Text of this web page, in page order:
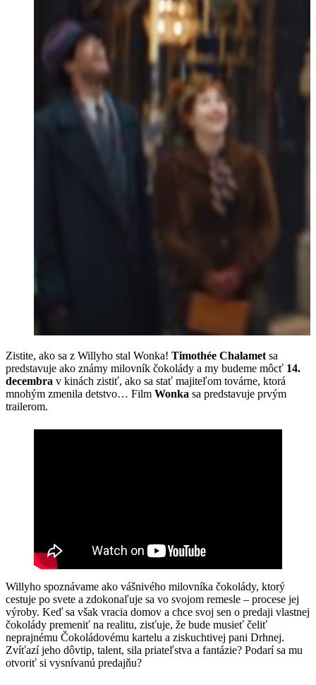
Zistite, ako sa z Willyho stal Wonka! Timothée Chalamet sa
predstavuje ako známy milovník čokolády a my budeme môcť 14.
decembra v kinách zistiť, ako sa stať majiteľom továrne, ktorá
mnohým zmenila detstvo… Film Wonka sa predstavuje prvým
trailerom.
Willyho spoznávame ako vášnivého milovníka čokolády, ktorý
cestuje po svete a zdokonaľuje sa vo svojom remesle – procese jej
výroby. Keď sa však vracia domov a chce svoj sen o predaji vlastnej
čokolády premeniť na realitu, zisťuje, že bude musieť čeliť
neprajnému Čokoládovému kartelu a ziskuchtivej pani Drhnej.
Zvíťazí jeho dôvtip, talent, sila priateľstva a fantázie? Podarí sa mu
otvoriť si vysnívanú predajňu?